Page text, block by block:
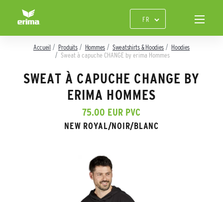
Accueil Produits Hommes Sweatshirts & Hoodies
Hoodies
Sweat à capuche CHANGE by erima Hommes
SWEAT À CAPUCHE CHANGE BY
ERIMA HOMMES
75.00 EUR PVC
NEW ROYAL/NOIR/BLANC